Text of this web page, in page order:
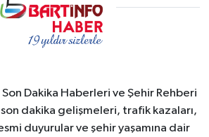
Son Dakika Haberleri ve Şehir Rehberi
son dakika gelişmeleri, trafik kazaları,
duyurular ve şehir yaşamına dair